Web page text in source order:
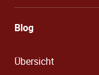
Blog
Übersicht